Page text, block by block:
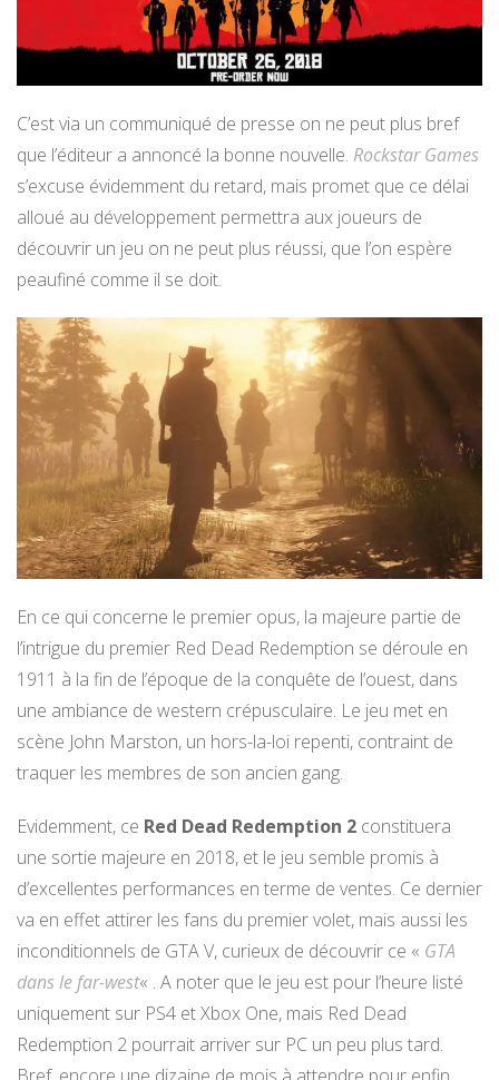
C’est via un communiqué de presse on ne peut plus bref
que l’éditeur a annoncé la bonne nouvelle. Rockstar Games
s’excuse évidemment du retard, mais promet que ce délai
alloué au développement permettra aux joueurs de
découvrir un jeu on ne peut plus réussi, que l’on espère
peaufiné comme il se doit.
En ce qui concerne le premier opus, la majeure partie de
l’intrigue du premier Red Dead Redemption se déroule en
1911 à la fin de l’époque de la conquête de l’ouest, dans
une ambiance de western crépusculaire. Le jeu met en
scène John Marston, un hors-la-loi repenti, contraint de
traquer les membres de son ancien gang.
Evidemment, ce Red Dead Redemption 2 constituera
une sortie majeure en 2018, et le jeu semble promis à
d’excellentes performances en terme de ventes. Ce dernier
va en effet attirer les fans du premier volet, mais aussi les
inconditionnels de GTA V, curieux de découvrir ce « GTA
dans le far-west« . A noter que le jeu est pour l’heure listé
uniquement sur PS4 et Xbox One, mais Red Dead
Redemption 2 pourrait arriver sur PC un peu plus tard.